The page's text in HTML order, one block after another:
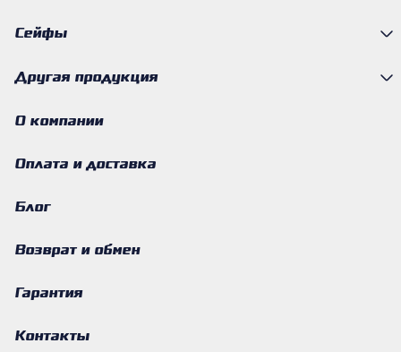
Сейфы
Другая продукция
О компании
Оплата и доставка
Блог
Возврат и обмен
Гарантия
Контакты